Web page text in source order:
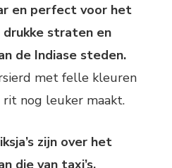
en perfect voor het
drukke straten en
de Indiase steden.
met felle kleuren
nog leuker maakt.
zijn over het
die van taxi’s,